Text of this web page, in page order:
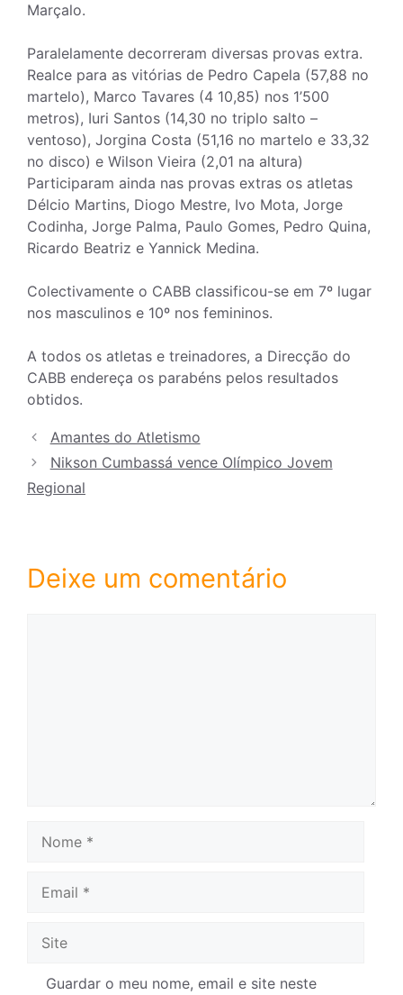
Marçalo.
Paralelamente decorreram diversas provas extra.
Realce para as vitórias de Pedro Capela (57,88 no
martelo), Marco Tavares (4 10,85) nos 1’500
metros), Iuri Santos (14,30 no triplo salto –
ventoso), Jorgina Costa (51,16 no martelo e 33,32
no disco) e Wilson Vieira (2,01 na altura)
Participaram ainda nas provas extras os atletas
Délcio Martins, Diogo Mestre, Ivo Mota, Jorge
Codinha, Jorge Palma, Paulo Gomes, Pedro Quina,
Ricardo Beatriz e Yannick Medina.
Colectivamente o CABB classificou-se em 7º lugar
nos masculinos e 10º nos femininos.
A todos os atletas e treinadores, a Direcção do
CABB endereça os parabéns pelos resultados
obtidos.
Amantes do Atletismo
Nikson Cumbassá vence Olímpico Jovem
Regional
Deixe um comentário
Guardar o meu nome, email e site neste